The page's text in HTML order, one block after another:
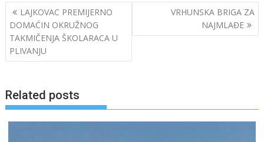
Post
navigation
LAJKOVAC PREMIJERNO
DOMAĆIN OKRUŽNOG
TAKMIČENJA ŠKOLARACA U
PLIVANJU
VRHUNSKA BRIGA ZA
NAJMLAĐE
Related posts